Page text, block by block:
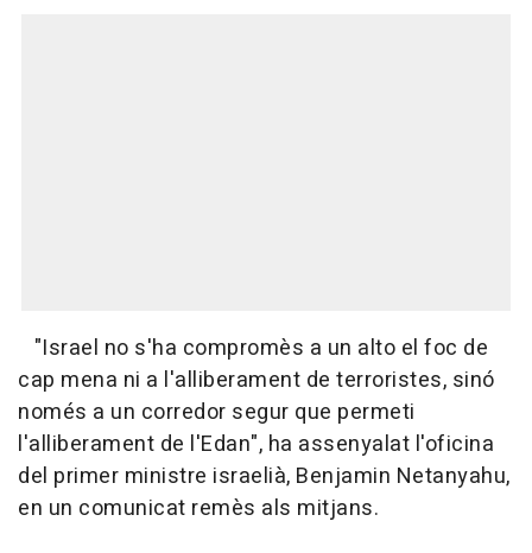
"Israel no s'ha compromès a un alto el foc de
cap mena ni a l'alliberament de terroristes, sinó
només a un corredor segur que permeti
l'alliberament de l'Edan", ha assenyalat l'oficina
del primer ministre israelià, Benjamin Netanyahu,
en un comunicat remès als mitjans.